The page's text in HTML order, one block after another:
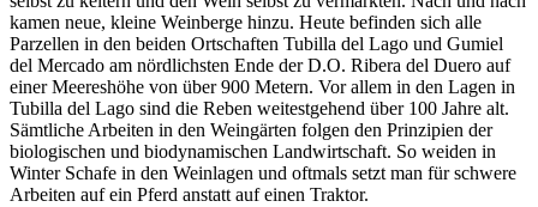
kamen neue, kleine Weinberge hinzu. Heute befinden sich alle
Parzellen in den beiden Ortschaften Tubilla del Lago und Gumiel
del Mercado am nördlichsten Ende der D.O. Ribera del Duero auf
einer Meereshöhe von über 900 Metern. Vor allem in den Lagen in
Tubilla del Lago sind die Reben weitestgehend über 100 Jahre alt.
Sämtliche Arbeiten in den Weingärten folgen den Prinzipien der
biologischen und biodynamischen Landwirtschaft. So weiden in
Winter Schafe in den Weinlagen und oftmals setzt man für schwere
Arbeiten auf ein Pferd anstatt auf einen Traktor.